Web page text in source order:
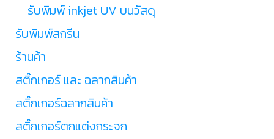
รับพิมพ์ inkjet UV บนวัสดุ
รับพิมพ์สกรีน
ร้านค้า
สติ๊กเกอร์ และ ฉลากสินค้า
สติ๊กเกอร์ฉลากสินค้า
สติ๊กเกอร์ตกแต่งกระจก